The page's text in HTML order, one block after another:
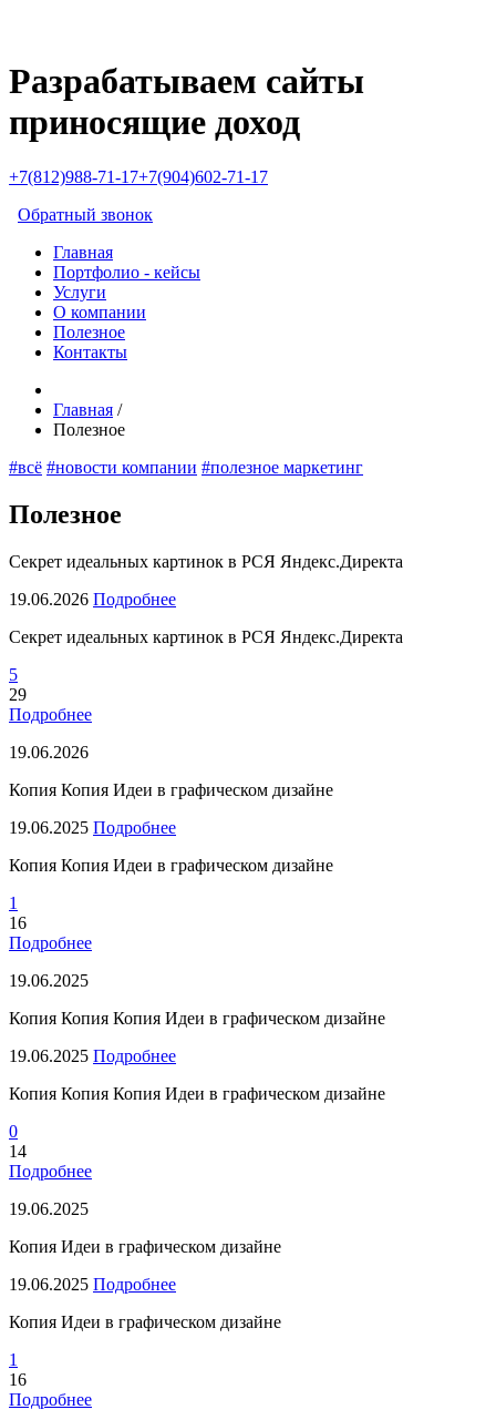
Разрабатываем сайты
приносящие доход
+7(812)988-71-17+7(904)602-71-17
Обратный звонок
Главная
Портфолио - кейсы
Услуги
О компании
Полезное
Контакты
Главная /
Полезное
#всё #новости компании #полезное маркетинг
Полезное
Секрет идеальных картинок в РСЯ Яндекс.Директа
19.06.2026 Подробнее
Секрет идеальных картинок в РСЯ Яндекс.Директа
5
29
Подробнее
19.06.2026
Копия Копия Идеи в графическом дизайне
19.06.2025 Подробнее
Копия Копия Идеи в графическом дизайне
1
16
Подробнее
19.06.2025
Копия Копия Копия Идеи в графическом дизайне
19.06.2025 Подробнее
Копия Копия Копия Идеи в графическом дизайне
0
14
Подробнее
19.06.2025
Копия Идеи в графическом дизайне
19.06.2025 Подробнее
Копия Идеи в графическом дизайне
1
16
Подробнее